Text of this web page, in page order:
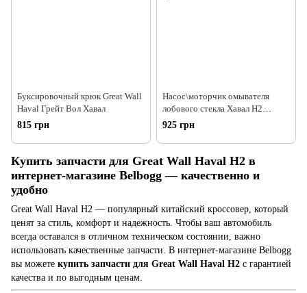
Буксировочный крюк Great Wall
Haval Грейт Вол Хавал
815 грн
Насос\моторчик омывателя
лобового стекла Хавал Н2
925 грн
Купить запчасти для Great Wall Haval H2 в
интернет-магазине Belbogg — качественно и
удобно
Great Wall Haval H2 — популярный китайский кроссовер, который
ценят за стиль, комфорт и надежность. Чтобы ваш автомобиль
всегда оставался в отличном техническом состоянии, важно
использовать качественные запчасти. В интернет-магазине Belbogg
вы можете купить запчасти для Great Wall Haval H2 с гарантией
качества и по выгодным ценам.